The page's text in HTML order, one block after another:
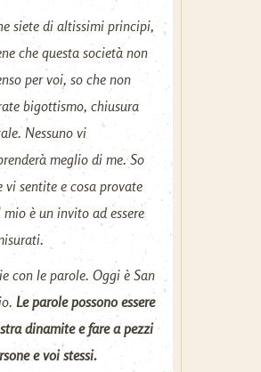
siete di altissimi principi,
che questa società non
per voi, so che non
bigottismo, chiusura
Nessuno vi
meglio di me. So
vi sentite e cosa provate
è un invito ad essere
con le parole. Oggi è San
Le parole possono essere
dinamite e fare a pezzi
e voi stessi.